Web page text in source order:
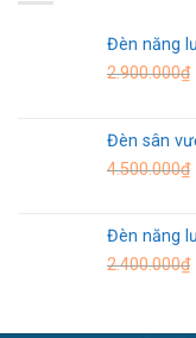
Đèn năng
2.900.000₫
Đèn sân
4.500.000₫
Đèn năng
2.400.000₫